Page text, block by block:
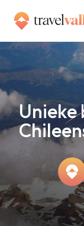
»